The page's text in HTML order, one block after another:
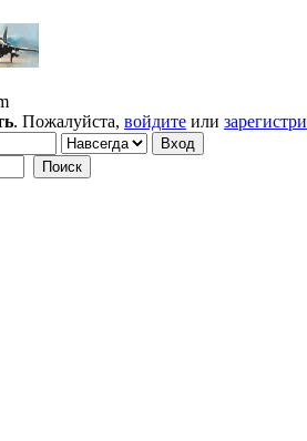
. Пожалуйста, войдите или